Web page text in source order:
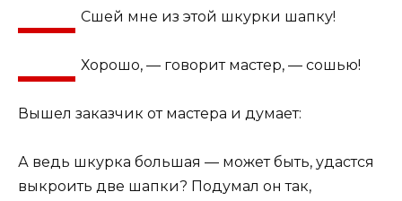
— Сшей мне из этой шкурки шапку!
— Хорошо, — говорит мастер, — сошью!
Вышел заказчик от мастера и думает:
А ведь шкурка большая — может быть, удастся
выкроить две шапки? Подумал он так,